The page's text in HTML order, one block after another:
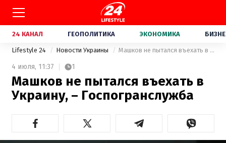
24 КАНАЛ ГЕОПОЛИТИКА ЭКОНОМИКА
Lifestyle 24 Новости Украины Машков не пытался въехать в Украину, – Госпогранслужба
4 июля, 11:37 1
Машков не пытался въехать в
Украину, – Госпогранслужба